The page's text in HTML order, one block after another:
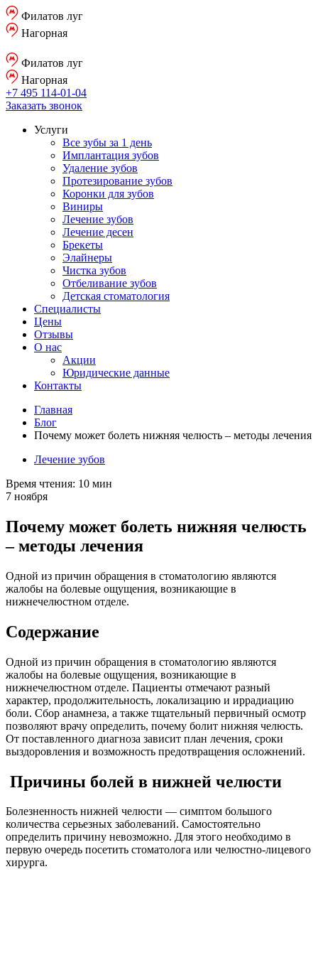
Филатов луг
Нагорная
Филатов луг
Нагорная
+7 495 114-01-04
Заказать звонок
Услуги
Все зубы за 1 день
Имплантация зубов
Удаление зубов
Протезирование зубов
Коронки для зубов
Виниры
Лечение зубов
Лечение десен
Брекеты
Элайнеры
Чистка зубов
Отбеливание зубов
Детская стоматология
Специалисты
Цены
Отзывы
О нас
Акции
Юридические данные
Контакты
Главная
Блог
Почему может болеть нижняя челюсть – методы лечения
Лечение зубов
Время чтения: 10 мин
7 ноября
Почему может болеть нижняя челюсть
– методы лечения
Одной из причин обращения в стоматологию являются
жалобы на болевые ощущения, возникающие в
нижнечелюстном отделе.
Содержание
Одной из причин обращения в стоматологию являются
жалобы на болевые ощущения, возникающие в
нижнечелюстном отделе. Пациенты отмечают разный
характер, продолжительность, локализацию и иррадиацию
боли. Сбор анамнеза, а также тщательный первичный осмотр
позволяют врачу определить, почему болит нижняя челюсть.
От поставленного диагноза зависит план лечения, сроки
выздоровления и возможность предотвращения осложнений.
Причины болей в нижней челюсти
Болезненность нижней челюсти — симптом большого
количества серьезных заболеваний. Самостоятельно
определить причину невозможно. Для этого необходимо в
первую очередь посетить стоматолога или челюстно-лицевого
хирурга.